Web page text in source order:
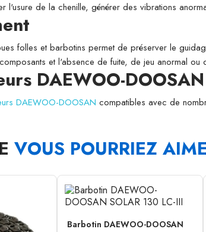
l'usure de la chenille, générer des vibrations
folles et barbotins permet de préserver le
et l'absence de fuite, de jeu anormal
DAEWOO-DOOSAN
DAEWOO-DOOSAN compatibles avec de
VOUS POURRIEZ
Barbotin DAEWOO-DOOSAN